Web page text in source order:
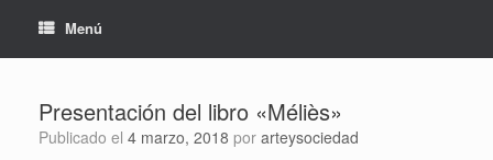
Menú
Presentación del libro «Méliès»
Publicado el 4 marzo, 2018 por arteysociedad